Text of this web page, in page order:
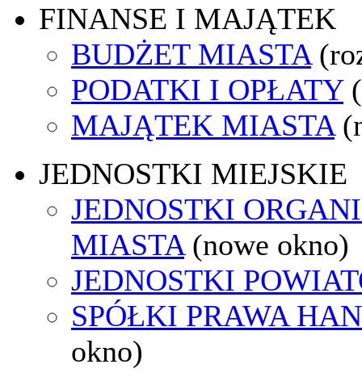
FINANSE I MAJĄTEK
BUDŻET MIASTA
PODATKI I OPŁATY
MAJĄTEK MIASTA
JEDNOSTKI MIEJSKIE
JEDNOSTKI
MIASTA (nowe okno)
JEDNOSTKI
SPÓŁKI PRAWA
okno)